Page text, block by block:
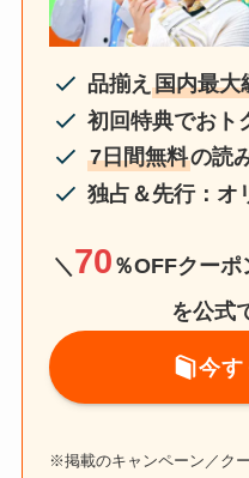
品揃え 国内最大
初回特典でおト
7日間無料の読
独占＆先行：オ
＼ 70 ％OFFクーポ
を公式
今す
※掲載のキャンペーン／ク